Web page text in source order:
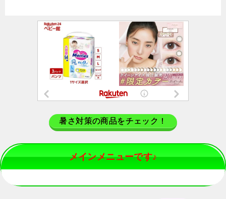
暑さ対策の商品をチェック！
メインメニューです♪